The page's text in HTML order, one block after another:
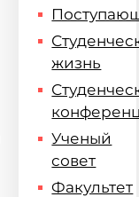
жизнь
Ученый
совет
Факультет